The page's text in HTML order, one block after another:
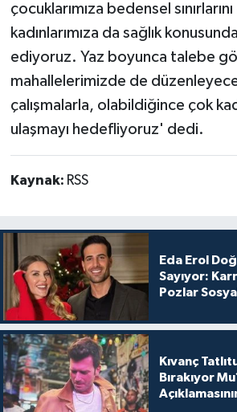
çocuklarımıza bedensel
kadınlarımıza da sağlık
ediyoruz. Yaz boyunca talebe
mahallelerimizde de
çalışmalarla, olabildiğince çok
ulaşmayı hedefliyoruz' dedi.
Kaynak: RSS
Eda Erol
Sayıyor:
Pozlar
Kıvanç
Bırakıyor